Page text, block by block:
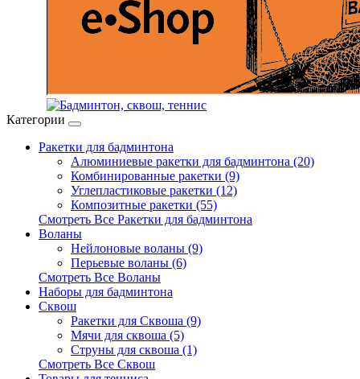
Категории
Ракетки для бадминтона
Алюминиевые ракетки для бадминтона (20)
Комбинированные ракетки (9)
Углепластиковые ракетки (12)
Композитные ракетки (55)
Смотреть Все Ракетки для бадминтона
Воланы
Нейлоновые воланы (9)
Перьевые воланы (6)
Смотреть Все Воланы
Наборы для бадминтона
Сквош
Ракетки для Сквоша (9)
Мячи для сквоша (5)
Cтруны для сквоша (1)
Смотреть Все Сквош